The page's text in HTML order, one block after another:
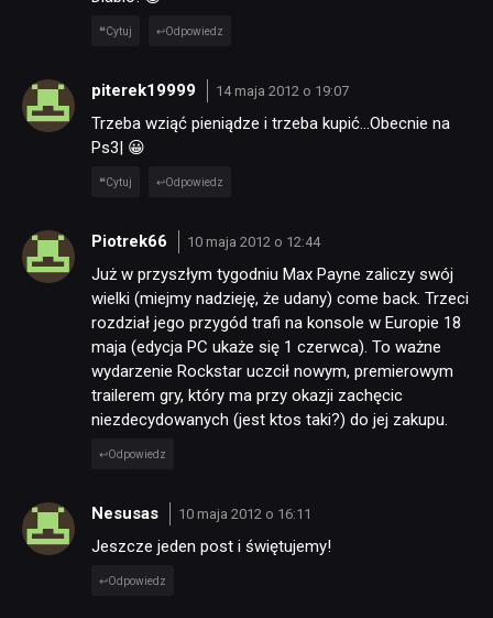
Cytuj Odpowiedz
piterek19999 14 maja 2012 o 19:07
Trzeba wziąć pieniądze i trzeba kupić…Obecnie na
Ps3| 😀
Cytuj Odpowiedz
Piotrek66 10 maja 2012 o 12:44
Już w przyszłym tygodniu Max Payne zaliczy swój
wielki (miejmy nadzieję, że udany) come back. Trzeci
rozdział jego przygód trafi na konsole w Europie 18
maja (edycja PC ukaże się 1 czerwca). To ważne
wydarzenie Rockstar uczcił nowym, premierowym
trailerem gry, który ma przy okazji zachęcic
niezdecydowanych (jest ktos taki?) do jej zakupu.
Odpowiedz
Nesusas 10 maja 2012 o 16:11
Jeszcze jeden post i świętujemy!
Odpowiedz